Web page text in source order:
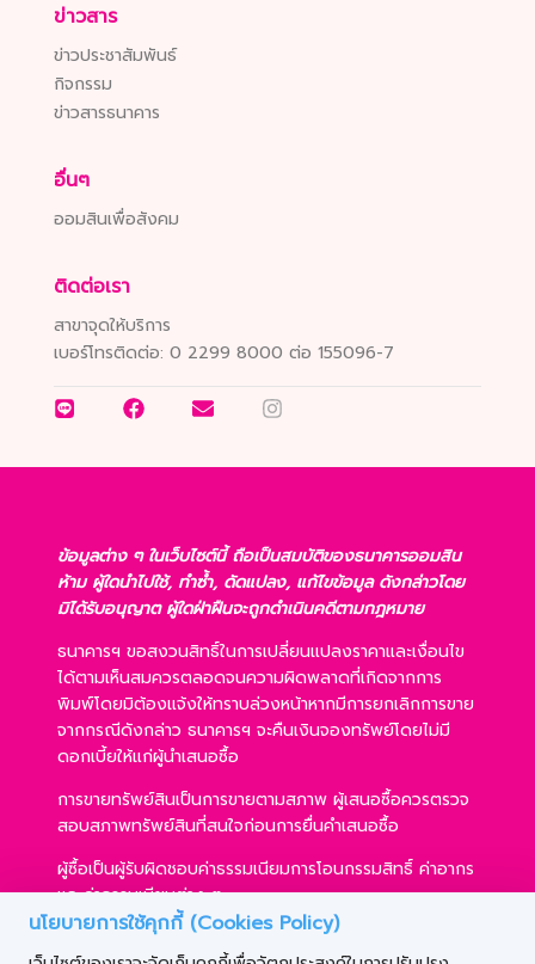
นโยบายการใช้คุกกี้ (Cookies Policy)
ข่าวสาร
ข่าวประชาสัมพันธ์
กิจกรรม
ข่าวสารธนาคาร
อื่นๆ
ออมสินเพื่อสังคม
ติดต่อเรา
สาขาจุดให้บริการ
เบอร์โทรติดต่อ: 0 2299 8000 ต่อ 155096-7
ข้อมูลต่าง ๆ ในเว็บไซต์นี้ ถือเป็นสมบัติของธนาคารออมสิน
ห้าม ผู้ใดนำไปใช้, ทำซ้ำ, ดัดแปลง, แก้ไขข้อมูล ดังกล่าวโดย
มิได้รับอนุญาต ผู้ใดฝ่าฝืนจะถูกดำเนินคดีตามกฎหมาย
ธนาคารฯ ขอสงวนสิทธิ์ในการเปลี่ยนแปลงราคาและเงื่อนไข
ได้ตามเห็นสมควรตลอดจนความผิดพลาดที่เกิดจากการ
พิมพ์โดยมิต้องแจ้งให้ทราบล่วงหน้าหากมีการยกเลิกการขาย
จากกรณีดังกล่าว ธนาคารฯ จะคืนเงินจองทรัพย์โดยไม่มี
ดอกเบี้ยให้แก่ผู้นำเสนอซื้อ
การขายทรัพย์สินเป็นการขายตามสภาพ ผู้เสนอซื้อควรตรวจ
สอบสภาพทรัพย์สินที่สนใจก่อนการยื่นคำเสนอซื้อ
ผู้ซื้อเป็นผู้รับผิดชอบค่าธรรมเนียมการโอนกรรมสิทธิ์ ค่าอากร
และค่าธรรมเนียมต่าง ๆ
ผู้ซื้อสามารถขอสินเชื่อได้ตามหลักเกณฑ์ของธนาคารฯ และ